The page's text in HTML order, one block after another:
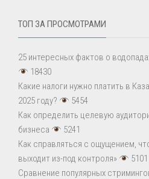
ТОП ЗА ПРОСМОТРАМИ
25 интересных фактов о
18430
Какие налоги нужно платить в
2025 году?
5454
Как определить целевую
бизнеса
5241
Как справляться с ощущением,
выходит из-под контроля»
5101
Сравнение популярных